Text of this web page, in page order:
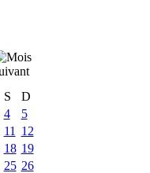
S
D
4
5
11
12
18 19
25 26